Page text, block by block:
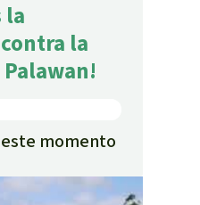
la
la
momento